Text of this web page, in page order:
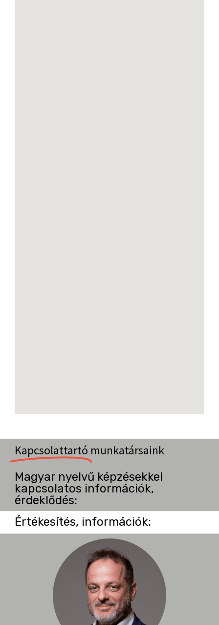
Kapcsolattartó munkatársaink
Magyar nyelvű képzésekkel
kapcsolatos információk,
érdeklődés:
Értékesítés, információk: